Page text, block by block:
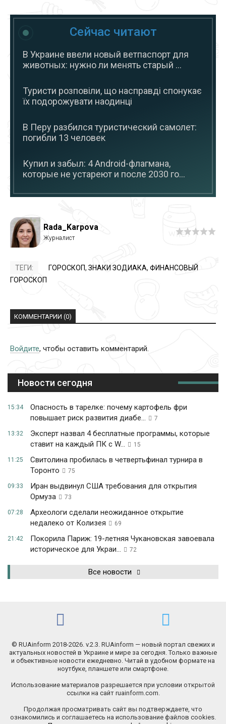
Сейчас читают
В Украине ввели новый ветпаспорт для
животных: нужно ли менять старый ...
Туристи розповіли, що насправді спонукає
їх подорожувати наодинці
В Перу разбился туристический самолет:
погибли 13 человек
Купил и забыл: 4 Android-флагмана,
которые не устареют и после 2030 го...
Rada_Karpova
ТЕГИ: ГОРОСКОП, ЗНАКИ ЗОДИАКА, ФИНАНСОВЫЙ
ГОРОСКОП
КОММЕНТАРИИ (0)
Войдите, чтобы оставить комментарий.
Новости сегодня
15:34
Опасность в тарелке: почему картофель фри
повышает риск развития диабе...
7
13:32
Эксперт назвал 4 бесплатные программы, которые
ставит на каждый ПК с W...
15
11:25
Свитолина пробилась в четвертьфинал турнира в
Торонто
75
09:33
Иран выдвинул США требования для открытия
Ормуза
73
07:28
Археологи сделали неожиданное открытие
недалеко от Колизея
69
21:42
Покорила Париж: 19-летняя Чукановская завоевала
историческое для Украи...
72
Все новости
© RUAinform 2018-2026. v.2.3. RUAinform — новый портал свежих и
актуальных новостей в Украине и мире за сегодня. Только важные
и объективные новости ежедневно. Читай в удобном формате на
ноутбуке, планшете или смартфоне.
Использование материалов разрешается при условии открытой
ссылки на сайт ruainform.com.
Продолжая просматривать сайт вы подтверждаете, что
ознакомились и соглашаетесь на использование файлов cookies.